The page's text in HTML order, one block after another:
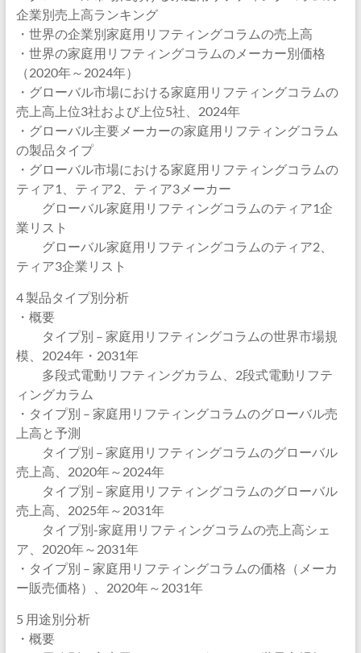
企業別売上高ランキング
・世界の企業別家庭用リフティングコラムの売上高
・世界の家庭用リフティングコラムのメーカー別価格
（2020年～2024年）
・グローバル市場における家庭用リフティングコラムの
売上高上位3社および上位5社、2024年
・グローバル主要メーカーの家庭用リフティングコラム
の製品タイプ
・グローバル市場における家庭用リフティングコラムの
ティア1、ティア2、ティア3メーカー
グローバル家庭用リフティングコラムのティア1企
業リスト
グローバル家庭用リフティングコラムのティア2、
ティア3企業リスト
4 製品タイプ別分析
・概要
タイプ別 – 家庭用リフティングコラムの世界市場規
模、2024年・2031年
多段式電動リフティングカラム、2段式電動リフテ
ィングカラム
・タイプ別 – 家庭用リフティングコラムのグローバル売
上高と予測
タイプ別 – 家庭用リフティングコラムのグローバル
売上高、2020年～2024年
タイプ別 – 家庭用リフティングコラムのグローバル
売上高、2025年～2031年
タイプ別-家庭用リフティングコラムの売上高シェ
ア、2020年～2031年
・タイプ別 – 家庭用リフティングコラムの価格（メーカ
ー販売価格）、2020年～2031年
5 用途別分析
・概要